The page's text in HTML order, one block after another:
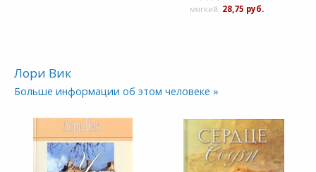
мягкий: 28,75 руб.
Лори Вик
Больше информации об этом человеке »